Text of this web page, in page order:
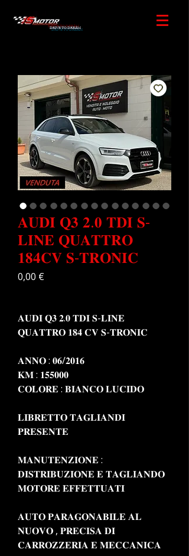
DRIVE TO DREAM
𝐀𝐔𝐃𝐈 𝐐𝟑 𝟐.𝟎 𝐓𝐃𝐈 𝐒-
𝐋𝐈𝐍𝐄 𝐐𝐔𝐀𝐓𝐓𝐑𝐎
𝟏𝟖𝟒𝐂𝐕 𝐒-𝐓𝐑𝐎𝐍𝐈𝐂
0,00 €Prezzo
𝐀𝐔𝐃𝐈 𝐐𝟑 𝟐.𝟎 𝐓𝐃𝐈 𝐒-𝐋𝐈𝐍𝐄
𝐐𝐔𝐀𝐓𝐓𝐑𝐎 𝟏𝟖𝟒 𝐂𝐕 𝐒-𝐓𝐑𝐎𝐍𝐈𝐂
𝐀𝐍𝐍𝐎 : 𝟎𝟔/𝟐𝟎𝟏𝟔
𝐊𝐌 : 𝟏𝟓𝟓𝟎𝟎𝟎
𝐂𝐎𝐋𝐎𝐑𝐄 : 𝐁𝐈𝐀𝐍𝐂𝐎 𝐋𝐔𝐂𝐈𝐃𝐎
𝐋𝐈𝐁𝐑𝐄𝐓𝐓𝐎 𝐓𝐀𝐆𝐋𝐈𝐀𝐍𝐃𝐈
𝐏𝐑𝐄𝐒𝐄𝐍𝐓𝐄
𝐌𝐀𝐍𝐔𝐓𝐄𝐍𝐙𝐈𝐎𝐍𝐄 :
𝐃𝐈𝐒𝐓𝐑𝐈𝐁𝐔𝐙𝐈𝐎𝐍𝐄 𝐄 𝐓𝐀𝐆𝐋𝐈𝐀𝐍𝐃𝐎
𝐌𝐎𝐓𝐎𝐑𝐄 𝐄𝐅𝐅𝐄𝐓𝐓𝐔𝐀𝐓𝐈
𝐀𝐔𝐓𝐎 𝐏𝐀𝐑𝐀𝐆𝐎𝐍𝐀𝐁𝐈𝐋𝐄 𝐀𝐋
𝐍𝐔𝐎𝐕𝐎 , 𝐏𝐑𝐄𝐂𝐈𝐒𝐀 𝐃𝐈
𝐂𝐀𝐑𝐑𝐎𝐙𝐙𝐄𝐑𝐈𝐀 𝐄 𝐌𝐄𝐂𝐂𝐀𝐍𝐈𝐂𝐀